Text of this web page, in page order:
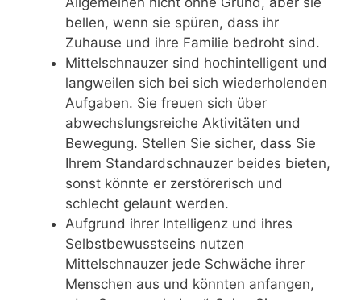
bellen, wenn sie spüren, dass ihr
Zuhause und ihre Familie bedroht sind.
Mittelschnauzer sind hochintelligent und
langweilen sich bei sich wiederholenden
Aufgaben. Sie freuen sich über
abwechslungsreiche Aktivitäten und
Bewegung. Stellen Sie sicher, dass Sie
Ihrem Standardschnauzer beides bieten,
sonst könnte er zerstörerisch und
schlecht gelaunt werden.
Aufgrund ihrer Intelligenz und ihres
Selbstbewusstseins nutzen
Mittelschnauzer jede Schwäche ihrer
Menschen aus und könnten anfangen,